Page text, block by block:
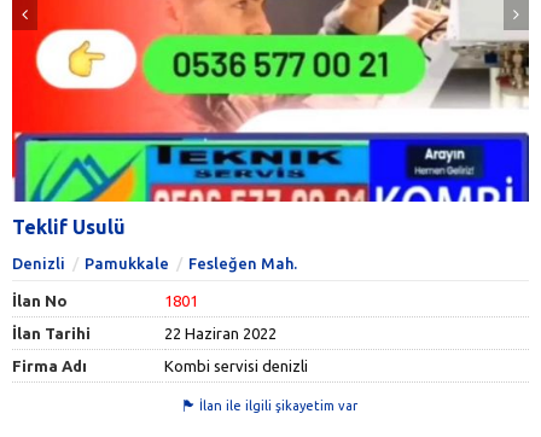
Teklif Usulü
Denizli Pamukkale Fesleğen Mah.
İlan No
1801
İlan Tarihi
22 Haziran 2022
Firma Adı
Kombi servisi denizli
İlan ile ilgili şikayetim var